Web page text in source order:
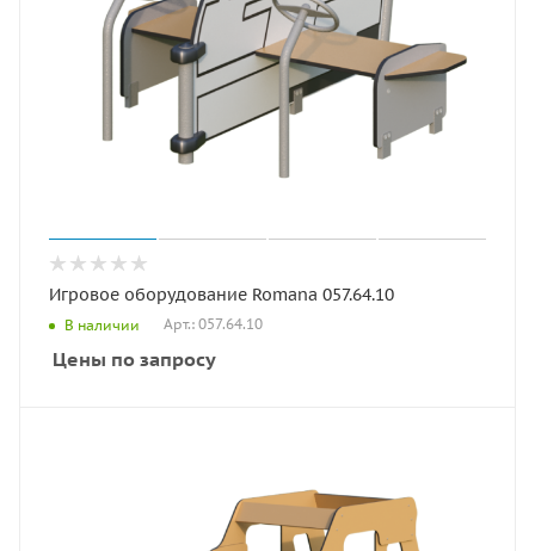
Игровое оборудование Romana 057.64.10
В наличии Арт.: 057.64.10
Цены по запросу